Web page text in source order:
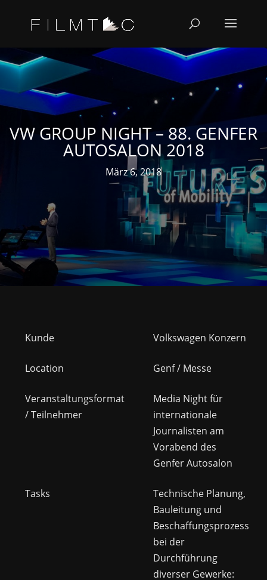
VW GROUP NIGHT – 88. GENFER
AUTOSALON 2018
März 6, 2018
Kunde Volkswagen Konzern
Location Genf / Messe
Veranstaltungsformat
/ Teilnehmer
Media Night für
internationale
Journalisten am
Vorabend des
Genfer Autosalon
Tasks
Technische Planung,
Bauleitung und
Beschaffungsprozess
bei der
Durchführung
diverser Gewerke: